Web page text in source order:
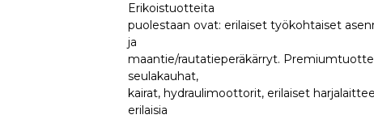
Erikoistuotteita
puolestaan ovat: erilaiset työkohtaiset
ja
maantie/rautatieperäkärryt.
seulakauhat,
kairat, hydraulimoottorit, erilaiset
erilaisia